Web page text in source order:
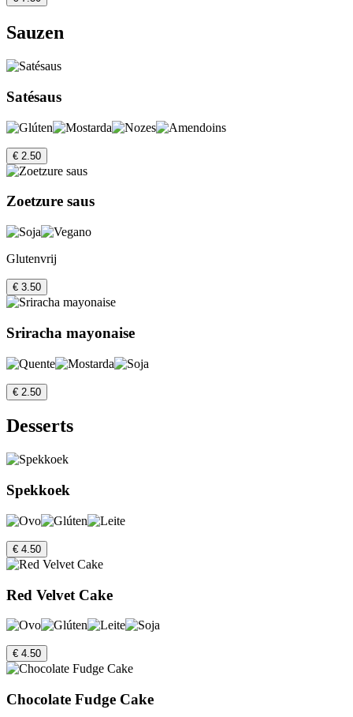
Sauzen
Satésaus
€ 2.50
Zoetzure saus
Glutenvrij
€ 3.50
Sriracha mayonaise
€ 2.50
Desserts
Spekkoek
€ 4.50
Red Velvet Cake
€ 4.50
Chocolate Fudge Cake